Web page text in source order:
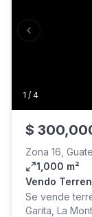
1 / 4
Previous slide
$
Zona 16,
1,000 m²
Vendo
Garita
Se vende
Garita, La